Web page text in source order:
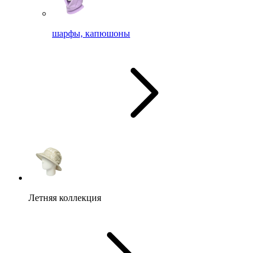
шарфы, капюшоны
Летняя коллекция